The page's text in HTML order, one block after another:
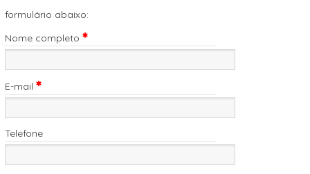
formulário abaixo:
Nome completo
E-mail
Telefone